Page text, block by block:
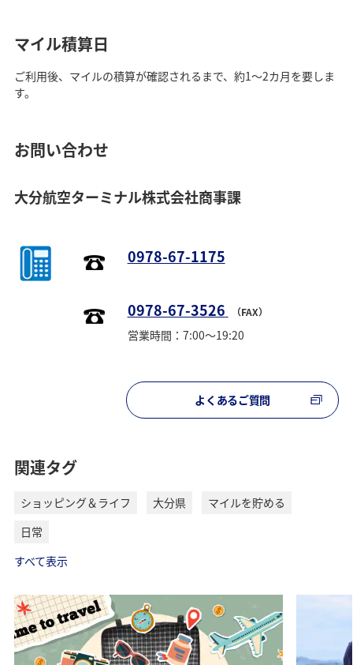
マイル積算日
ご利用後、マイルの積算が確認されるまで、約1～2カ月を要しま
す。
お問い合わせ
大分航空ターミナル株式会社商事課
0978-67-1175
0978-67-3526 （FAX）
営業時間：7:00～19:20
よくあるご質問
関連タグ
ショッピング＆ライフ 大分県
マイルを貯める
日常
すべて表示